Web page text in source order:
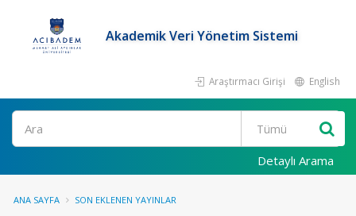
Akademik Veri Yönetim Sistemi
Araştırmacı Girişi English
Ara
Detaylı Arama
ANA SAYFA SON EKLENEN YAYINLAR